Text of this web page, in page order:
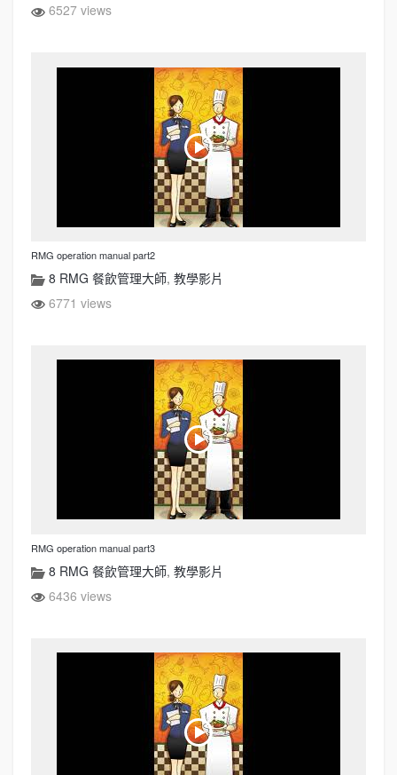
6527 views
RMG operation manual part2
8 RMG 餐飲管理大師, 教學影片
6771 views
RMG operation manual part3
8 RMG 餐飲管理大師, 教學影片
6436 views